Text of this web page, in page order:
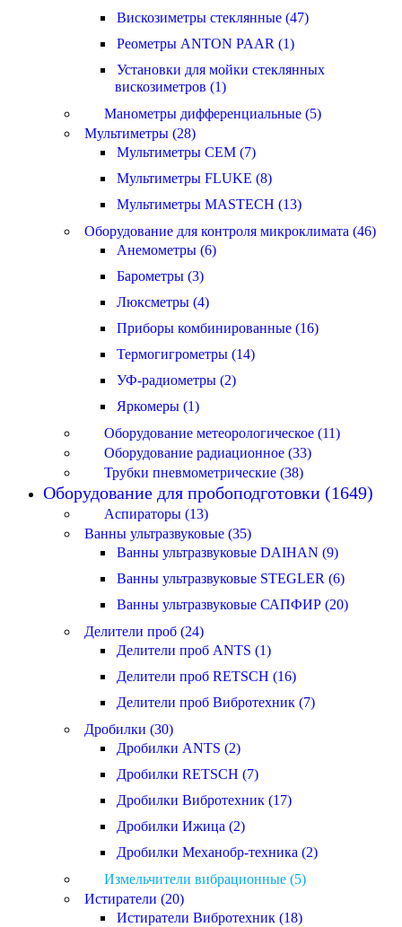
Вискозиметры стеклянные (47)
Реометры ANTON PAAR (1)
Установки для мойки стеклянных
вискозиметров (1)
Манометры дифференциальные (5)
Мультиметры (28)
Мультиметры CEM (7)
Мультиметры FLUKE (8)
Мультиметры MASTECH (13)
Оборудование для контроля микроклимата (46)
Анемометры (6)
Барометры (3)
Люксметры (4)
Приборы комбинированные (16)
Термогигрометры (14)
УФ-радиометры (2)
Яркомеры (1)
Оборудование метеорологическое (11)
Оборудование радиационное (33)
Трубки пневмометрические (38)
Оборудование для пробоподготовки (1649)
Аспираторы (13)
Ванны ультразвуковые (35)
Ванны ультразвуковые DAIHAN (9)
Ванны ультразвуковые STEGLER (6)
Ванны ультразвуковые САПФИР (20)
Делители проб (24)
Делители проб ANTS (1)
Делители проб RETSCH (16)
Делители проб Вибротехник (7)
Дробилки (30)
Дробилки ANTS (2)
Дробилки RETSCH (7)
Дробилки Вибротехник (17)
Дробилки Ижица (2)
Дробилки Механобр-техника (2)
Измельчители вибрационные (5)
Истиратели (20)
Истиратели Вибротехник (18)